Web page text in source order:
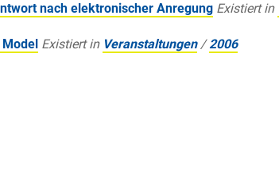
nach elektronischer Anregung Existiert in
Existiert in Veranstaltungen /2006